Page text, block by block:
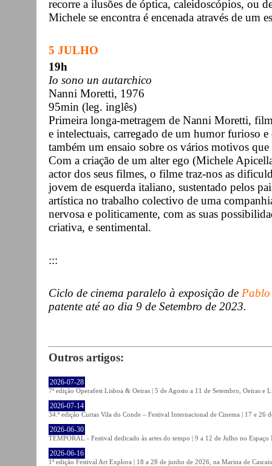
recorre a ilusões de óptica, caleidoscópios, ou
Michele se encontra é encenada através de um
5 JULHO
19h
Io sono un autarchico
Nanni Moretti, 1976
95min (leg. inglês)
Primeira longa-metragem de Nanni Moretti,
e intelectuais, carregado de um humor furioso
também um ensaio sobre os vários motivos que
Com a criação de um alter ego (Michele
actor dos seus filmes, o filme traz-nos as
jovem de esquerda italiano, sustentado pelos
artística no trabalho colectivo de uma
nervosa e politicamente, com as suas
criativa, e sentimental.
:::
Ciclo de cinema paralelo à exposição de
patente até ao dia 9 de Setembro de 2023.
Outros artigos:
2026-07-28
7ª edição Operafest Lisboa & Oeiras | 5 de Agosto a 11 de Setembro, Oeiras e
2026-07-14
34.ª edição Curtas Vila do Conde – Festival Internacional de Cinema | 17 e 26
2026-06-30
TEMPORAL - Festival dedicado às artes do tempo | 9 a 12 de Julho no
2026-06-16
1ª edição Festival Art Explora | 18 a 28 de junho de 2026, na Marina de Cascais